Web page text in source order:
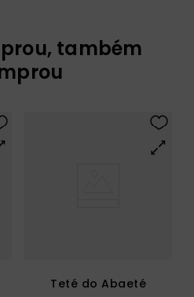
também
Teté do Abaeté